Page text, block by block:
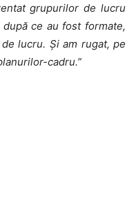
grupurilor de lucru
ce au fost formate,
lucru. Și am rugat, pe
cadru.”